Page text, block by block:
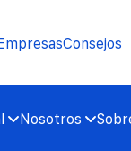
Consejos
Nosotros